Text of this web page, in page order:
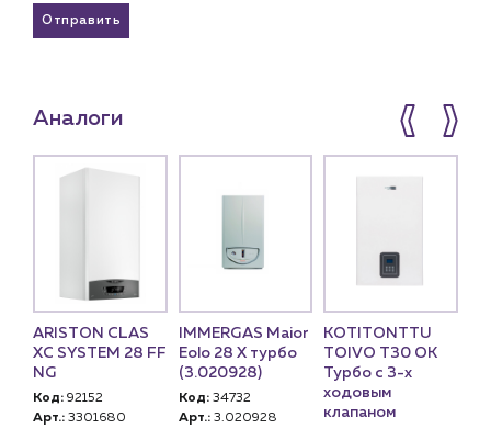
Отправить
Аналоги
ARISTON CLAS
XC SYSTEM 28 FF
NG
Код: 92152
Арт.: 3301680
IMMERGAS Maior
Eolo 28 X турбо
(3.020928)
Код: 34732
Арт.: 3.020928
KOTITONTTU
TOIVO T30 OK
Турбо с 3-х
ходовым
клапаном